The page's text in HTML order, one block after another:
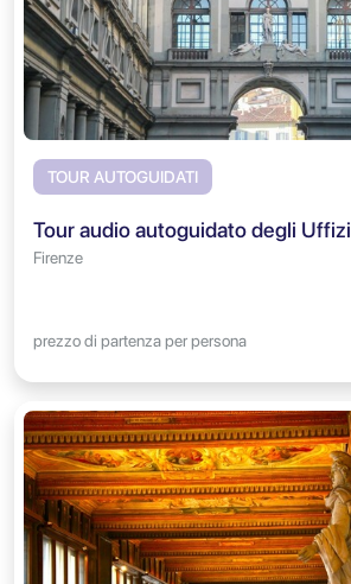
TOUR AUTOGUIDATI
Tour audio autoguidato degli Uffizi
Firenze
prezzo di partenza per persona